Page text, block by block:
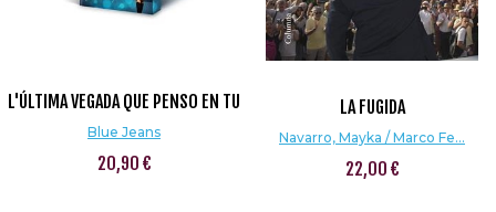
L'ÚLTIMA VEGADA QUE PENSO EN TU
Blue Jeans
20,90 €
LA FUGIDA
Navarro, Mayka / Marco Fe...
22,00 €